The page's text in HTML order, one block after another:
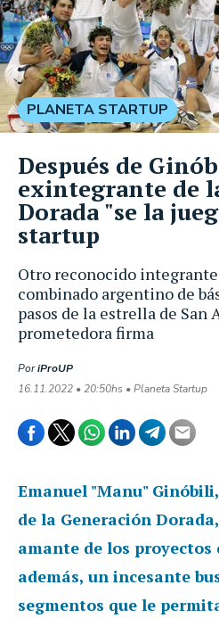
Otro reconocido
combinado argentino de
pasos de la estrella de San
prometedora firma
PoriProUP
16.11.2022 • 20:50hs • Planeta Startup
PLANETA STARTUP
Después de
exintegrante de
Dorada "se la
startup
Emanuel "Manu"
de la Generación
amante de los proyectos
además, un incesante
segmentos que le